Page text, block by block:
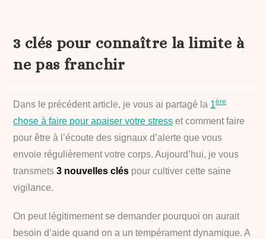
3 clés pour connaître la limite à
ne pas franchir
Dans le précédent article, je vous ai partagé la 1ère
chose à faire pour apaiser votre stress et comment faire
pour être à l’écoute des signaux d’alerte que vous
envoie régulièrement votre corps. Aujourd’hui, je vous
transmets3 nouvelles clés pour cultiver cette saine
vigilance.
On peut légitimement se demander pourquoi on aurait
besoin d’aide quand on a un tempérament dynamique. A